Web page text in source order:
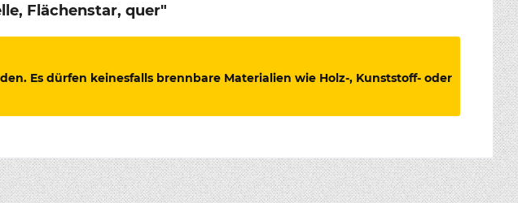
Flächenstar, quer"
Es dürfen keinesfalls brennbare Materialien wie Holz-, Kunststoff- oder